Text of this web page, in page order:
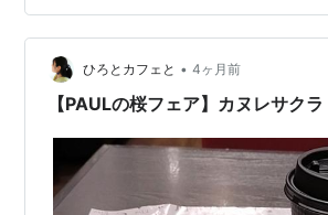
がとても心地良い接客だったのでまた
思いました☺️ あの接客に商品のインパ
手土産にも喜ばれそうですね。 他の味
原材料等はこちら。 お…
ひろとカフェと • 4ヶ月前
【PAULの桜フェア】カヌレサクラ